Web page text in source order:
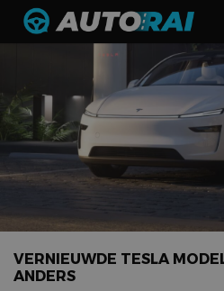
Autonieuws
Podcast
Autotests
Automerken
Adverteren
Contact
MotorRAI.nl
VERNIEUWDE TESLA
ANDERS